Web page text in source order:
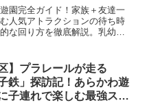
園完全ガイド！家族＋友達一
人気アトラクションの待ち時
な回り方を徹底解説。乳幼児
】プラレールが走る
鉄」探訪記！あらかわ遊
子連れで楽しむ最強スポ